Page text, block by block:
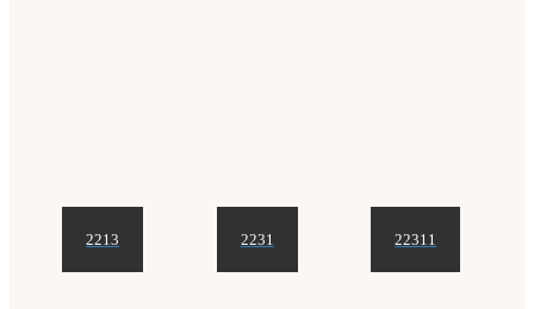
2213 2231 22311